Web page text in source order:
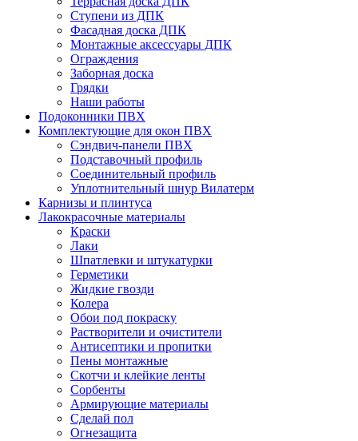
Ступени из ДПК
Фасадная доска ДПК
Монтажные аксессуары ДПК
Ограждения
Заборная доска
Грядки
Наши работы
Подоконники ПВХ
Комплектующие для окон ПВХ
Сэндвич-панели ПВХ
Подставочный профиль
Соединительный профиль
Уплотнительный шнур Вилатерм
Карнизы и плинтуса
Лакокрасочные материалы
Краски
Лаки
Шпатлевки и штукатурки
Герметики
Жидкие гвозди
Колера
Обои под покраску
Растворители и очистители
Антисептики и пропитки
Пены монтажные
Скотчи и клейкие ленты
Сорбенты
Армирующие материалы
Сделай пол
Огнезащита